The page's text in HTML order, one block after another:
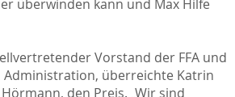
überwinden kann und Max Hilfe
Vorstand der FFA und
Administration, überreichte Katrin
den Preis. „Wir sind